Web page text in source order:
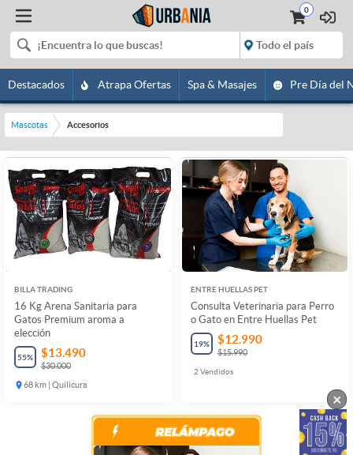
0
Destacados Atrapa Ofertas Spa & Masajes Pre Día del
Mascotas Accesorios
BILLA TRADING
16 Kg Arena Sanitaria para
Gatos Premium aroma a
elección
55% $13.490
$30.000
68 km | Quilicura
ENTRE HUELLAS PET
Consulta Veterinaria para Perro
o Gato en Entre Huellas Pet
19% $12.990
$15.990
2 Vendidos
×